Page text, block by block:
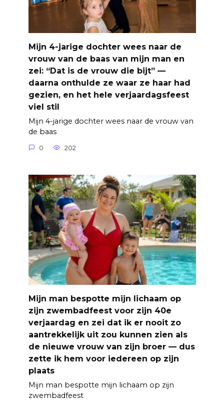
Mijn 4-jarige dochter wees naar de
vrouw van de baas van mijn man en
zei: “Dat is de vrouw die bijt” —
daarna onthulde ze waar ze haar had
gezien, en het hele verjaardagsfeest
viel stil
Mijn 4-jarige dochter wees naar de vrouw van
de baas
0 202
Mijn man bespotte mijn lichaam op
zijn zwembadfeest voor zijn 40e
verjaardag en zei dat ik er nooit zo
aantrekkelijk uit zou kunnen zien als
de nieuwe vrouw van zijn broer — dus
zette ik hem voor iedereen op zijn
plaats
Mijn man bespotte mijn lichaam op zijn
zwembadfeest